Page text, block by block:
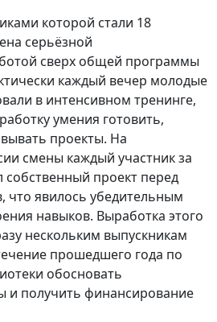
которой стали 18
серьёзной
сверх общей программы
каждый вечер молодые
в интенсивном тренинге,
умения готовить,
проекты. На
смены каждый участник за
проект перед
что явилось убедительным
навыков. Выработка этого
нескольким выпускникам
прошедшего года по
обосновать
и получить финансирование